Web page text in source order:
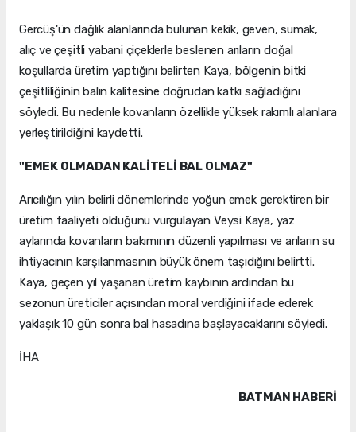
Gercüş'ün dağlık alanlarında bulunan kekik, geven, sumak,
alıç ve çeşitli yabani çiçeklerle beslenen arıların doğal
koşullarda üretim yaptığını belirten Kaya, bölgenin bitki
çeşitliliğinin balın kalitesine doğrudan katkı sağladığını
söyledi. Bu nedenle kovanların özellikle yüksek rakımlı alanlara
yerleştirildiğini kaydetti.
"EMEK OLMADAN KALİTELİ BAL OLMAZ"
Arıcılığın yılın belirli dönemlerinde yoğun emek gerektiren bir
üretim faaliyeti olduğunu vurgulayan Veysi Kaya, yaz
aylarında kovanların bakımının düzenli yapılması ve arıların su
ihtiyacının karşılanmasının büyük önem taşıdığını belirtti.
Kaya, geçen yıl yaşanan üretim kaybının ardından bu
sezonun üreticiler açısından moral verdiğini ifade ederek
yaklaşık 10 gün sonra bal hasadına başlayacaklarını söyledi.
İHA
BATMAN HABERİ